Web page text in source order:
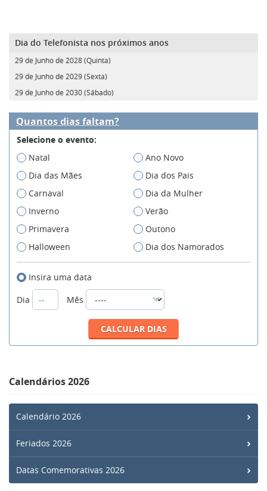
Dia do Telefonista nos próximos anos
29 de Junho de 2028 (Quinta)
29 de Junho de 2029 (Sexta)
29 de Junho de 2030 (Sábado)
Quantos dias faltam?
Selecione o evento:
Natal
Ano Novo
Dia das Mães
Dia dos Pais
Carnaval
Dia da Mulher
Inverno
Verão
Primavera
Outono
Halloween
Dia dos Namorados
Insira uma data
Dia
Mês
Calendários 2026
Calendário 2026
Feriados 2026
Datas Comemorativas 2026